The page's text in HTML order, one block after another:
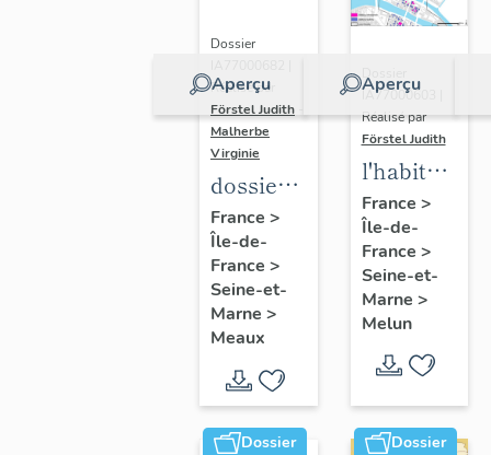
Aperçu
Dossier
Réalisé par
Förstel Judith
Malherbe
Virginie
dossier
collectif
sur les
cours
communes
du
Faubourg
Saint-
Nicolas
France >
Île-de-
France >
Seine-et-
Marne >
Meaux
Aperçu
IA77000603 |
Réalisé par
Förstel Judith
l'habitat
à Melun
France >
Île-de-
France >
Seine-et-
Marne >
Melun
Dossier Dossier